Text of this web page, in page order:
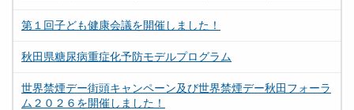
第１回子ども健康会議を開催しました！
秋田県糖尿病重症化予防モデルプログラム
世界禁煙デー街頭キャンペーン及び世界禁煙デー秋田フォーラ
ム２０２６を開催しました！